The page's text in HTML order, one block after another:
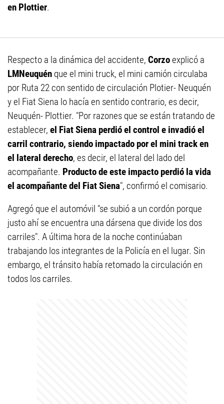
en Plottier.
Respecto a la dinámica del accidente, Corzoexplicó a
LMNeuquén que el mini truck, el mini camión circulaba
por Ruta 22 con sentido de circulación Plotier- Neuquén
y el Fiat Siena lo hacía en sentido contrario, es decir,
Neuquén- Plottier. "Por razones que se están tratando de
establecer, el Fiat Siena perdió el control e invadió el
carril contrario, siendo impactado por el mini track en
el lateral derecho, es decir, el lateral del lado del
acompañante. Producto de este impacto perdió la vida
el acompañante del Fiat Siena", confirmó el comisario.
Agregó que el automóvil "se subió a un cordón porque
justo ahí se encuentra una dársena que divide los dos
carriles". A última hora de la noche continúaban
trabajando los integrantes de la Policía en el lugar. Sin
embargo, el tránsito había retomado la circulación en
todos los carriles.